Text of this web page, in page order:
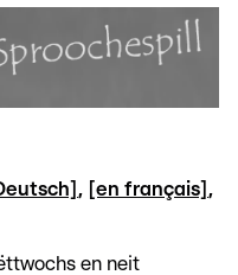
, [en français] ,
en neit